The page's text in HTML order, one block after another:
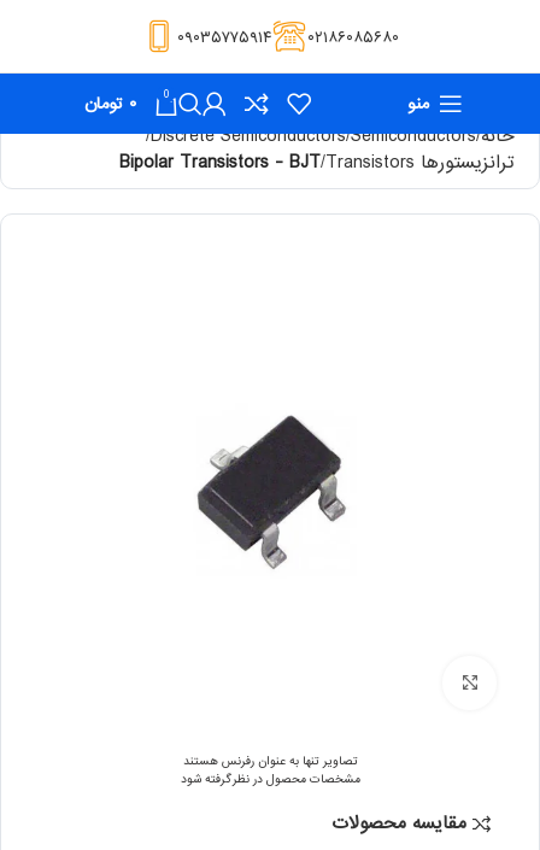
۰۲۱۸۶۰۸۵۶۸۰ ۰۹۰۳۵۷۷۵۹۱۴
منو 0 ۰ تومان
خانهSemiconductors
Discrete Semiconductors
ترانزیستورها Transistors
Bipolar Transistors - BJT
تصاویر تنها به عنوان رفرنس هستند
مشخصات محصول در نظر گرفته شود
مقایسه محصولات